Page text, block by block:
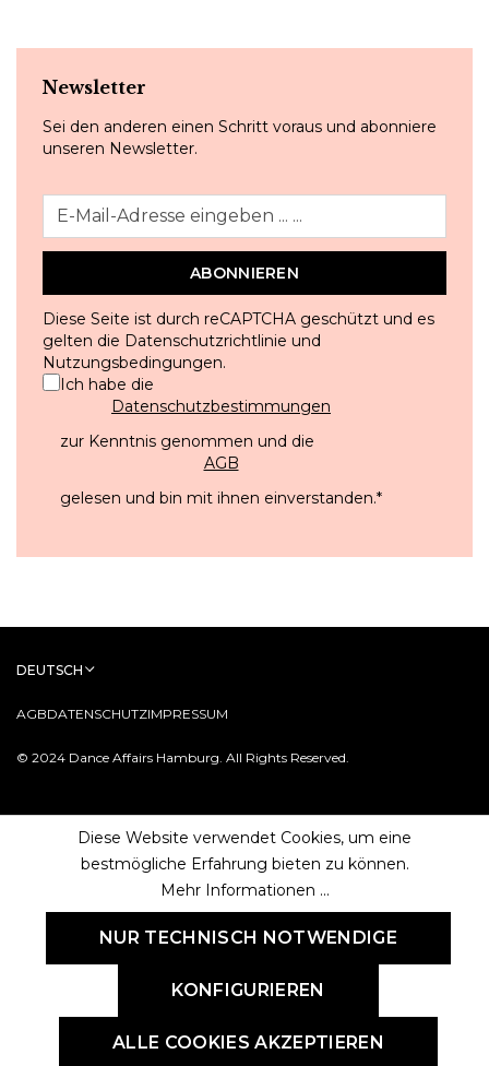
Newsletter
Sei den anderen einen Schritt voraus und abonniere
unseren Newsletter.
ABONNIEREN
Diese Seite ist durch reCAPTCHA geschützt und es
gelten die Datenschutzrichtlinie und
Nutzungsbedingungen.
Ich habe die
Datenschutzbestimmungen
zur Kenntnis genommen und die
AGB
gelesen und bin mit ihnen einverstanden.*
© 2024 Dance Affairs Hamburg. All Rights Reserved.
AGBDATENSCHUTZIMPRESSUM
DEUTSCH
Diese Website verwendet Cookies, um eine
bestmögliche Erfahrung bieten zu können.
Mehr Informationen ...
NUR TECHNISCH NOTWENDIGE
KONFIGURIEREN
ALLE COOKIES AKZEPTIEREN